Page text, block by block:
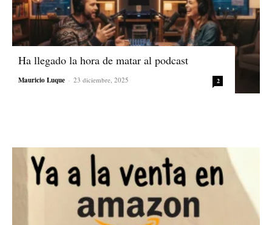
Ha llegado la hora de matar al podcast
Mauricio Luque - 23 diciembre, 2025 2